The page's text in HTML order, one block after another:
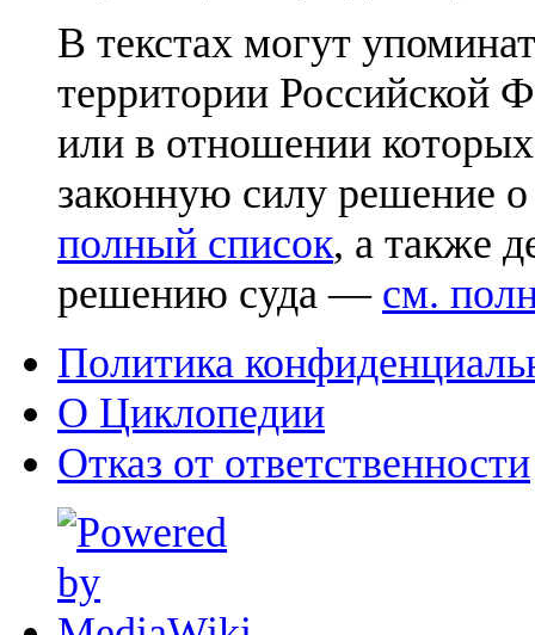
В текстах могут
территории Российской
или в отношении
законную силу решение
полный список, а также
решению суда — см.
Политика
О Циклопедии
Отказ от ответственности